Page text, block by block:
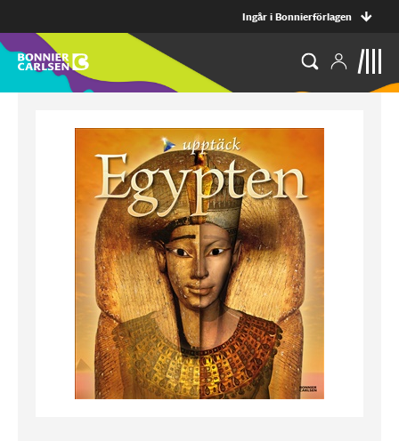
Ingår i Bonnierförlagen